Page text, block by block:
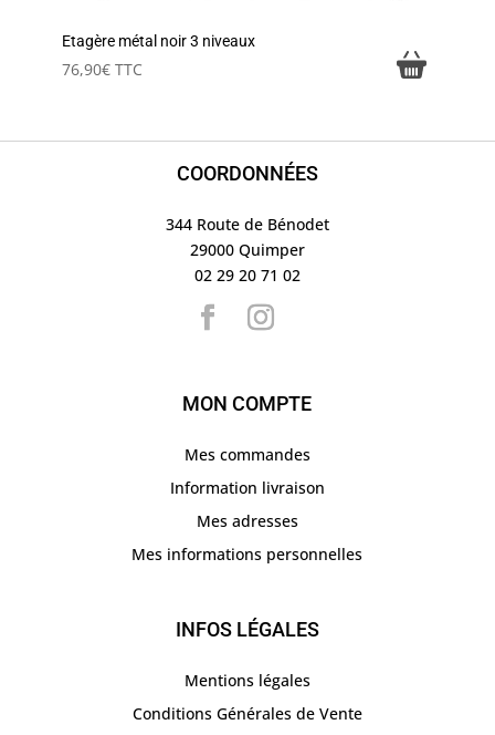
Etagère métal noir 3 niveaux
76,90€ TTC
COORDONNÉES
344 Route de Bénodet
29000 Quimper
02 29 20 71 02
MON COMPTE
Mes commandes
Information livraison
Mes adresses
Mes informations personnelles
INFOS LÉGALES
Mentions légales
Conditions Générales de Vente